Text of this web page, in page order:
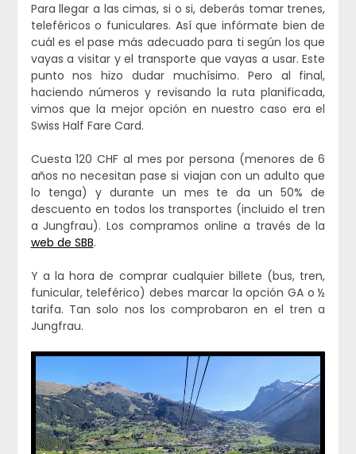
Para llegar a las cimas, si o si, deberás tomar trenes,
teleféricos o funiculares. Así que infórmate bien de
cuál es el pase más adecuado para ti según los que
vayas a visitar y el transporte que vayas a usar. Este
punto nos hizo dudar muchísimo. Pero al final,
haciendo números y revisando la ruta planificada,
vimos que la mejor opción en nuestro caso era el
Swiss Half Fare Card.
Cuesta 120 CHF al mes por persona (menores de 6
años no necesitan pase si viajan con un adulto que
lo tenga) y durante un mes te da un 50% de
descuento en todos los transportes (incluido el tren
a Jungfrau). Los compramos online a través de la
web de SBB.
Y a la hora de comprar cualquier billete (bus, tren,
funicular, teleférico) debes marcar la opción GA o ½
tarifa. Tan solo nos los comprobaron en el tren a
Jungfrau.